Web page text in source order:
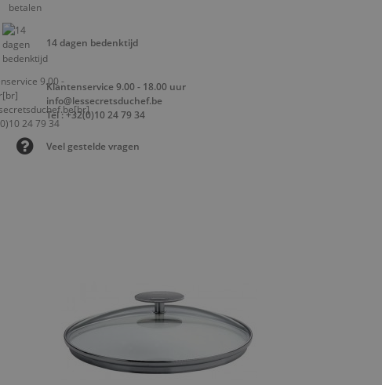
14 dagen bedenktijd
Klantenservice 9.00 - 18.00 uur
info@lessecretsduchef.be
Tel : +32(0)10 24 79 34
Veel gestelde vragen